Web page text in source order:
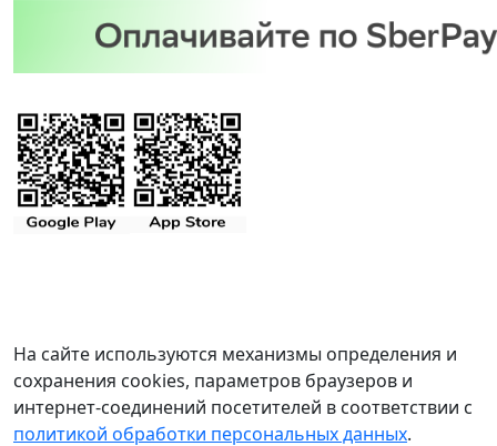
На сайте используются механизмы определения и
сохранения cookies, параметров браузеров и
интернет-соединений посетителей в соответствии с
политикой обработки персональных данных.